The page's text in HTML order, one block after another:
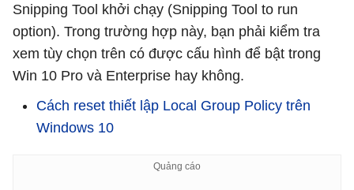
Snipping Tool khởi chạy (Snipping Tool to run
option). Trong trường hợp này, bạn phải kiểm tra
xem tùy chọn trên có được cấu hình để bật trong
Win 10 Pro và Enterprise hay không.
Cách reset thiết lập Local Group Policy trên
Windows 10